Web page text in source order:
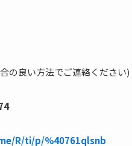
の良い方法でご連絡ください)
R/ti/p/%40761qlsnb